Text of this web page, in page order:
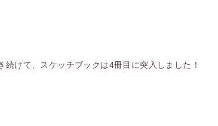
続けて、スケッチブックは4冊目に突入しました！